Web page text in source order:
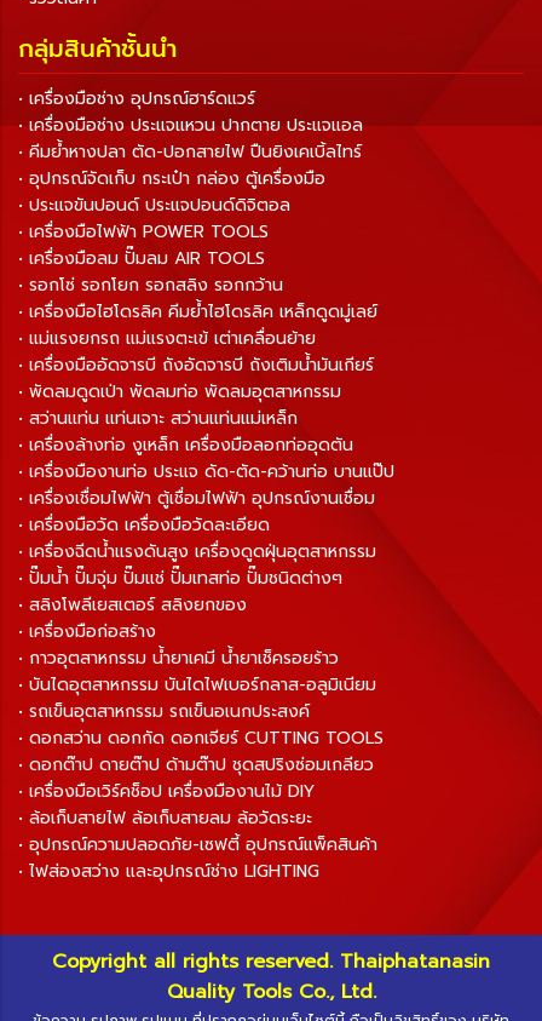
กลุ่มสินค้าชั้นนำ
• เครื่องมือช่าง อุปกรณ์ฮาร์ดแวร์
• เครื่องมือช่าง ประแจแหวน ปากตาย ประแจแอล
• คีมย้ำหางปลา ตัด-ปอกสายไฟ ปืนยิงเคเบิ้ลไทร์
• อุปกรณ์จัดเก็บ กระเป๋า กล่อง ตู้เครื่องมือ
• ประแจขันปอนด์ ประแจปอนด์ดิจิตอล
• เครื่องมือไฟฟ้า POWER TOOLS
• เครื่องมือลม ปั๊มลม AIR TOOLS
• รอกโซ่ รอกโยก รอกสลิง รอกกว้าน
• เครื่องมือไฮโดรลิค คีมย้ำไฮโดรลิค เหล็กดูดมู่เลย์
• แม่แรงยกรถ แม่แรงตะเข้ เต่าเคลื่อนย้าย
• เครื่องมืออัดจารบี ถังอัดจารบี ถังเติมน้ำมันเกียร์
• พัดลมดูดเป่า พัดลมท่อ พัดลมอุตสาหกรรม
• สว่านแท่น แท่นเจาะ สว่านแท่นแม่เหล็ก
• เครื่องล้างท่อ งูเหล็ก เครื่องมือลอกท่ออุดตัน
• เครื่องมืองานท่อ ประแจ ดัด-ตัด-คว้านท่อ บานแป๊ป
• เครื่องเชื่อมไฟฟ้า ตู้เชื่อมไฟฟ้า อุปกรณ์งานเชื่อม
• เครื่องมือวัด เครื่องมือวัดละเอียด
• เครื่องฉีดน้ำแรงดันสูง เครื่องดูดฝุ่นอุตสาหกรรม
• ปั๊มน้ำ ปั๊มจุ่ม ปั๊มแช่ ปั๊มเทสท่อ ปั๊มชนิดต่างๆ
• สลิงโพลีเยสเตอร์ สลิงยกของ
• เครื่องมือก่อสร้าง
• กาวอุตสาหกรรม น้ำยาเคมี น้ำยาเช็ครอยร้าว
• บันไดอุตสาหกรรม บันไดไฟเบอร์กลาส-อลูมิเนียม
• รถเข็นอุตสาหกรรม รถเข็นอเนกประสงค์
• ดอกสว่าน ดอกกัด ดอกเจียร์ CUTTING TOOLS
• ดอกต๊าป ดายต๊าป ด้ามต๊าป ชุดสปริงซ่อมเกลียว
• เครื่องมือเวิร์คช็อป เครื่องมืองานไม้ DIY
• ล้อเก็บสายไฟ ล้อเก็บสายลม ล้อวัดระยะ
• อุปกรณ์ความปลอดภัย-เซฟตี้ อุปกรณ์แพ็คสินค้า
• ไฟส่องสว่าง และอุปกรณ์ช่าง LIGHTING
Copyright all rights reserved. Thaiphatanasin
Quality Tools Co., Ltd.